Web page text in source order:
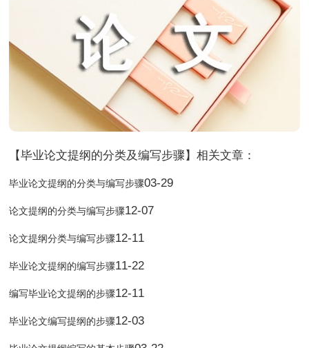
【毕业论文提纲的分类及编写步骤】相关文章：
毕业论文提纲的分类与编写步骤03-29
论文提纲的分类与编写步骤12-07
论文提纲分类与编写步骤12-11
毕业论文提纲的编写步骤11-22
编写毕业论文提纲的步骤12-11
毕业论文编写提纲的步骤12-03